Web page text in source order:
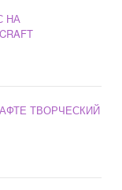
НА
ТВОРЧЕСКИЙ